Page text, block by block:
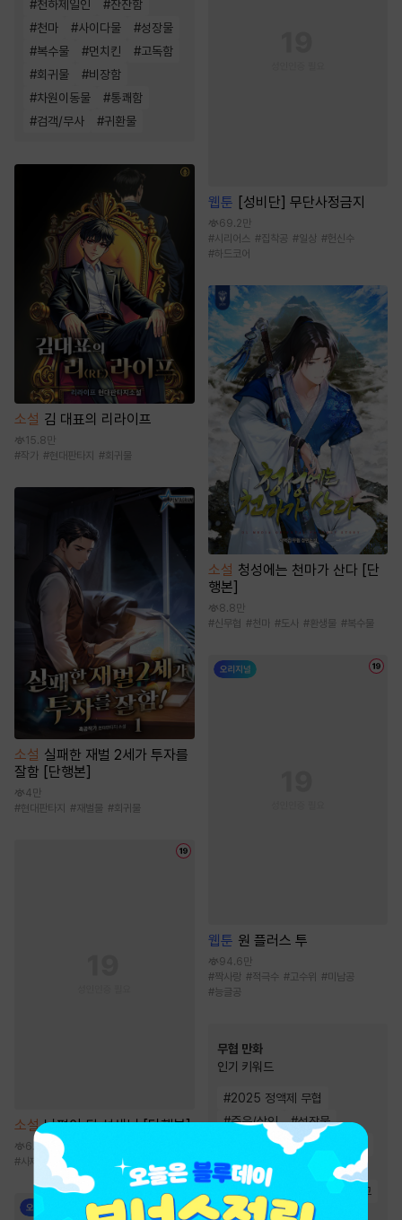
#천하제일인 #잔잔함
#천마 #사이다물 #성장물
#복수물 #먼치킨 #고독함
#회귀물 #비장함
#차원이동물 #통쾌함
#검객/무사 #귀환물
소설 김 대표의 리라이프
15.8만
#작가 #현대판타지 #회귀물
소설 실패한 재벌 2세가 투자를
잘함 [단행본]
4만
#현대판타지 # 재벌물 #회귀물
소설 남편이 된 선생님 [단행본]
6.4천
#사제지간 #
웹툰 [성비단] 무단사정금지
69.2만
#시리어스 #집착공 #일상 #헌신수
#하드코어
소설 청성에는 천마가 산다 [단
행본]
8.8만
#신무협 #천마 #도사 #환생물 #복수물
웹툰 원 플러스 투
94.6만
#짝사랑 #적극수 #고수위 #미남공
#능글공
무협 만화
인기 키워드
#2025 정액제 무협
#죽음/살인 #성장물
소설원작 #살수
#천마 #복수
환생물
#소림 #
마교
# 우정 #먼치킨